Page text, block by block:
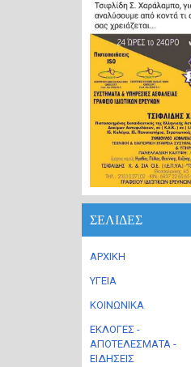
ΣΕΛΙΔΕΣ
ΑΡΧΙΚΗ
ΥΓΕΙΑ
ΚΟΙΝΩΝΙΚΑ
ΕΚΛΟΓΕΣ -
ΑΠΟΤΕΛΕΣΜΑΤΑ -
ΕΙΔΗΣΕΙΣ